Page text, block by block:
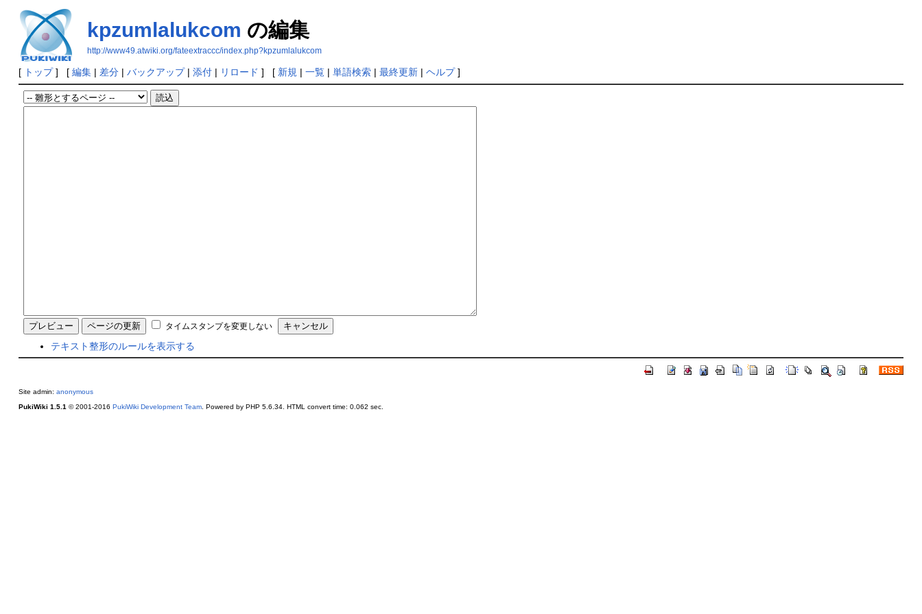
kpzumlalukcom の編集
http://www49.atwiki.org/fateextraccc/index.php?kpzumlalukcom
[ トップ] [ 編集| 差分| バックアップ| 添付| リロード ] [ 新規 | 一覧| 単語検索| 最終更新| ヘルプ]
タイムスタンプを変更しない
テキスト整形のルールを表示する
Site admin: anonymous
PukiWiki 1.5.1 © 2001-2016 PukiWiki Development Team. Powered by PHP 5.6.34. HTML convert time: 0.062 sec.